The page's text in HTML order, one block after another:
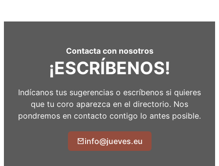
Contacta con nosotros
¡ESCRÍBENOS!
Indícanos tus sugerencias o escríbenos si quieres
que tu coro aparezca en el directorio. Nos
pondremos en contacto contigo lo antes posible.
info@jueves.eu